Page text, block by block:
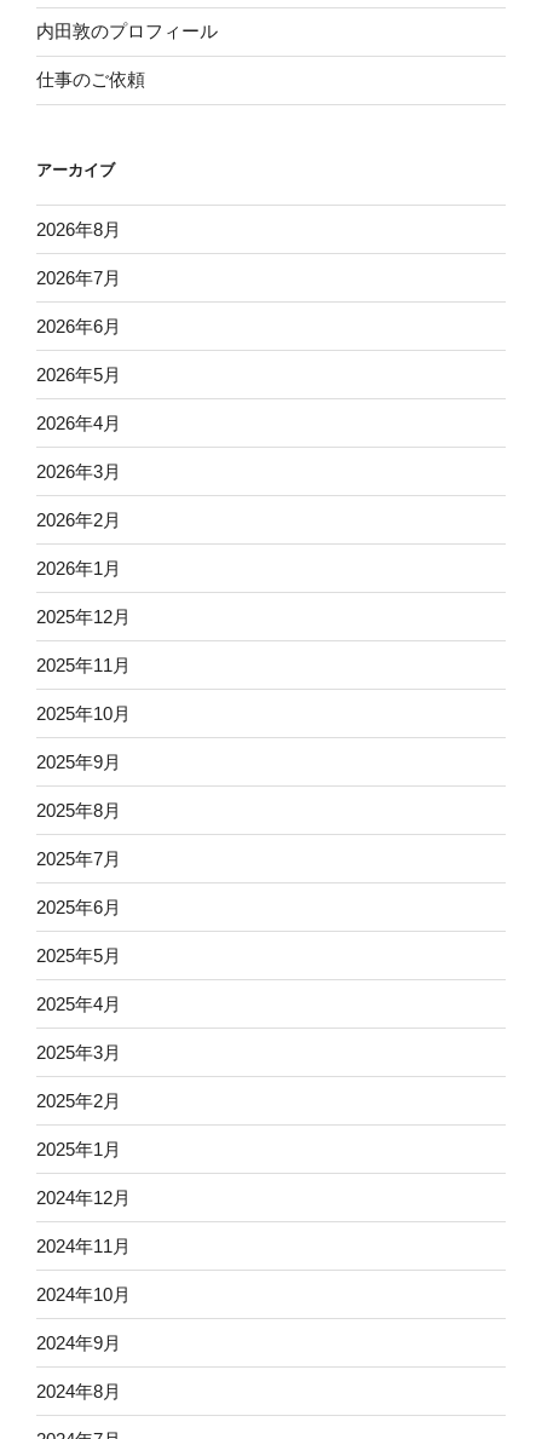
内田敦のプロフィール
仕事のご依頼
アーカイブ
2026年8月
2026年7月
2026年6月
2026年5月
2026年4月
2026年3月
2026年2月
2026年1月
2025年12月
2025年11月
2025年10月
2025年9月
2025年8月
2025年7月
2025年6月
2025年5月
2025年4月
2025年3月
2025年2月
2025年1月
2024年12月
2024年11月
2024年10月
2024年9月
2024年8月